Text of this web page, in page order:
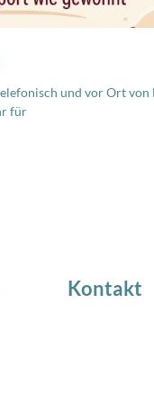
und vor Ort von
für
Kontakt